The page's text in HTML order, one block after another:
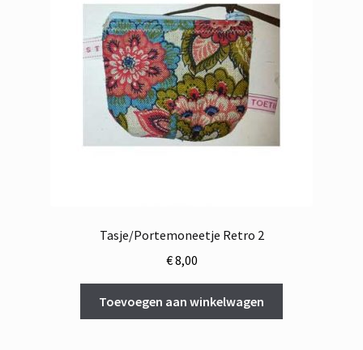
Tasje/Portemoneetje Retro 2
€8,00
Toevoegen aan winkelwagen